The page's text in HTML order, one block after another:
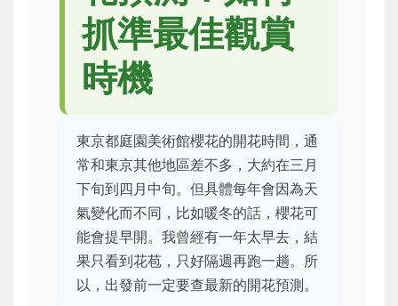
抓準最佳觀賞
時機
東京都庭園美術館櫻花的開花時間，通
常和東京其他地區差不多，大約在三月
下旬到四月中旬。但具體每年會因為天
氣變化而不同，比如暖冬的話，櫻花可
能會提早開。我曾經有一年太早去，結
果只看到花苞，只好隔週再跑一趟。所
以，出發前一定要查最新的開花預測。